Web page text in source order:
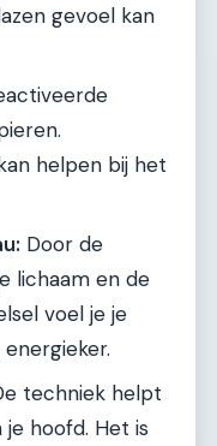
gevoel kan
helpen bij het
Door de
lichaam en de
voel je je
techniek helpt
hoofd. Het is